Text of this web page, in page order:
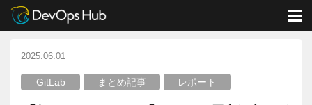
DevOps Hub ブログ GitLab 【知っておきたい】GitLab最新ブログのご紹介 Part1
2025.06.01
GitLab まとめ記事 レポート